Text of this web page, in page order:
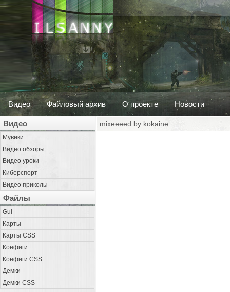
Видео Файловый архив О проекте Новости
Видео
Мувики
Видео обзоры
Видео уроки
Киберспорт
Видео приколы
Файлы
Gui
Карты
Карты CSS
Конфиги
Конфиги CSS
Демки
Демки CSS
mixeeeed by kokaine